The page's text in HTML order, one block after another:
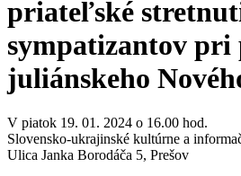
priateľské
sympatizantov
juliánskeho
V piatok 19. 01. 2024 o 16.00 hod.
Slovensko-ukrajinské kultúrne a
Ulica Janka Borodáča 5, Prešov